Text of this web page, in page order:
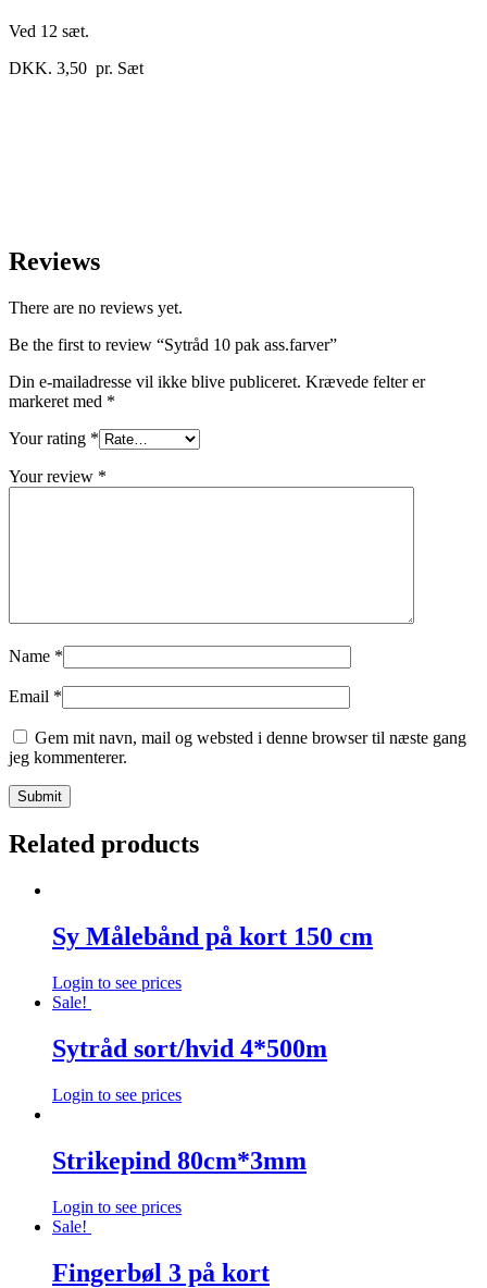
Ved 12 sæt.
DKK. 3,50 pr. Sæt
Reviews
There are no reviews yet.
Be the first to review “Sytråd 10 pak ass.farver”
Din e-mailadresse vil ikke blive publiceret. Krævede felter er
markeret med *
Your rating *
Your review *
Name *
Email *
Gem mit navn, mail og websted i denne browser til næste gang
jeg kommenterer.
Related products
Sy Målebånd på kort 150 cm
Login to see prices
Sale!
Sytråd sort/hvid 4*500m
Login to see prices
Strikepind 80cm*3mm
Login to see prices
Sale!
Fingerbøl 3 på kort